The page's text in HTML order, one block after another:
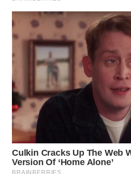
WAHANA
TANI
ADVOKAT
WAHANA
INFRASTRUKTUR
WAHANA
KONSUMEN
WAHANA
LISTRIK